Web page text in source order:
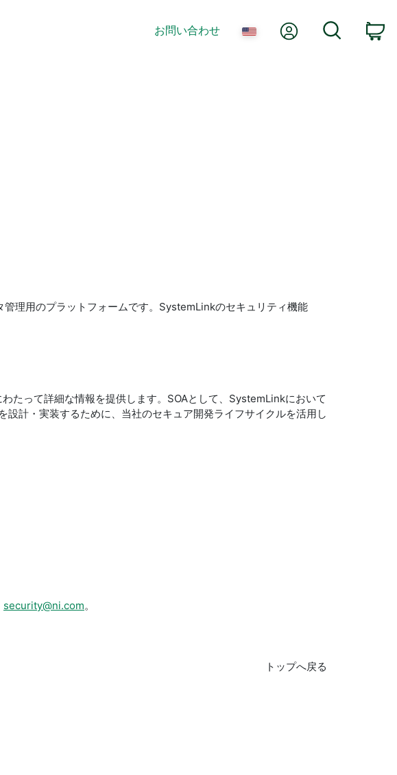
お問い合わせ Myアカウント
理用のプラットフォームです。SystemLinkのセキュリティ機能
たって詳細な情報を提供します。SOAとして、SystemLinkにおいて
計・実装するために、当社のセキュア開発ライフサイクルを活用し
security@ni.com。
トップへ戻る